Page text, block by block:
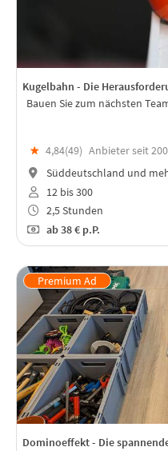
Kugelbahn - Die
Bauen Sie zum nächsten
★ 4,84(49) Anbieter seit
Süddeutschland und
12 bis 300
2,5 Stunden
ab38 € p.P.
Dominoeffekt - Die